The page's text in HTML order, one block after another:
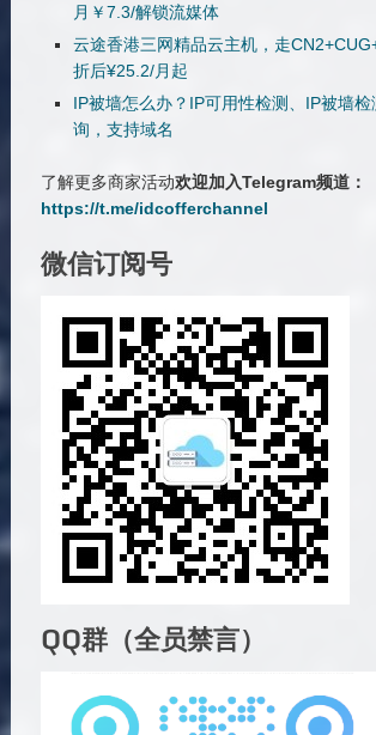
月￥7.3/解锁流媒体
云途香港三网精品云主机，走
折后¥25.2/月起
IP被墙怎么办？IP可用性检测、IP被墙检
询，支持域名
了解更多商家活动欢迎加入Telegram频道：
https://t.me/idcofferchannel
微信订阅号
QQ群（全员禁言）